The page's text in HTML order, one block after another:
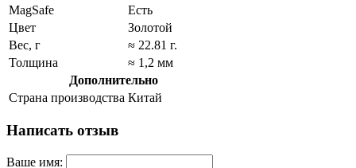
MagSafe
Есть
Цвет
Золотой
Вес, г
≈ 22.81 г.
Толщина
≈ 1,2 мм
Дополнительно
Страна производства Китай
Написать отзыв
Ваше имя: